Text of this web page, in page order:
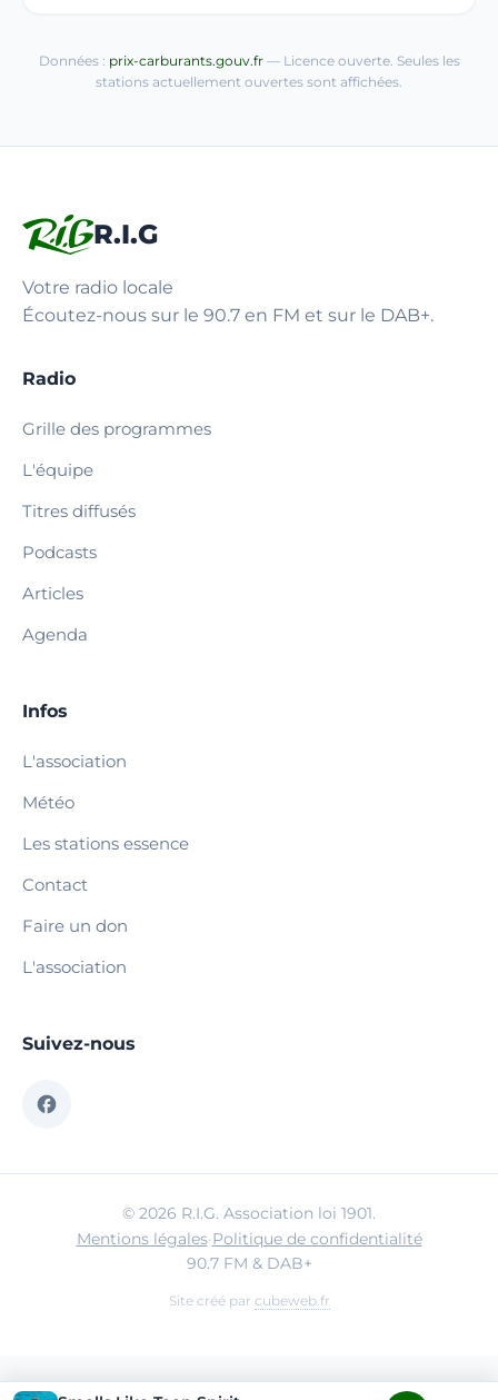
Données : prix-carburants.gouv.fr— Licence ouverte. Seules les
stations actuellement ouvertes sont affichées.
R.I.G
Votre radio locale
Écoutez-nous sur le 90.7 en FM et sur le DAB+.
Radio
Grille des programmes
L'équipe
Titres diffusés
Podcasts
Articles
Agenda
Infos
L'association
Météo
Les stations essence
Contact
Faire un don
L'association
Suivez-nous
© 2026 R.I.G. Association loi 1901.
Mentions légales·Politique de confidentialité
90.7 FM & DAB+
Site créé par cubeweb.fr